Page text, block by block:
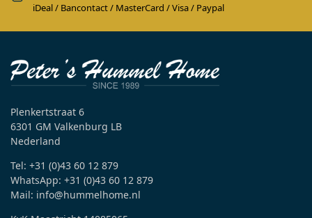
iDeal / Bancontact / MasterCard / Visa / Paypal
Plenkertstraat 6
6301 GM Valkenburg LB
Nederland
Tel: +31 (0)43 60 12 879
WhatsApp: +31 (0)43 60 12 879
Mail: info@hummelhome.nl